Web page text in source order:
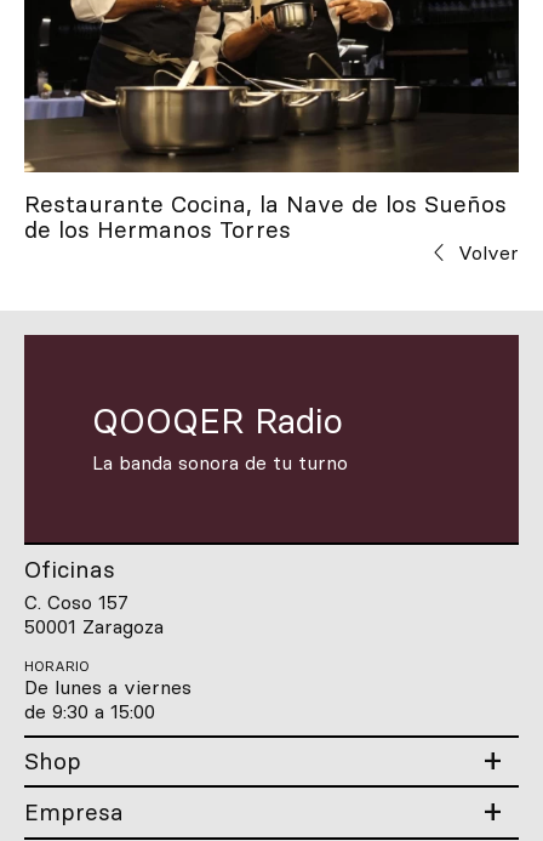
Restaurante Cocina, la Nave de los Sueños
de los Hermanos Torres
Volver
QOOQER Radio
La banda sonora de tu turno
Oficinas
C. Coso 157
50001 Zaragoza
HORARIO
De lunes a viernes
de 9:30 a 15:00
Shop
Empresa